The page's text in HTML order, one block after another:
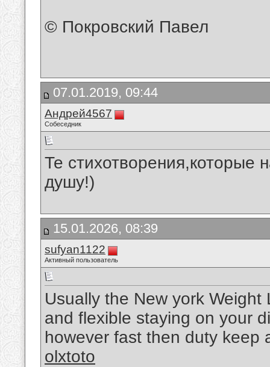
© Покровский Павел
07.01.2019, 09:44
Андрей4567
Собеседник
Те стихотворения,которые
душу!)
15.01.2026, 08:39
sufyan1122
Активный пользователь
Usually the New york
and flexible staying on your
however fast then duty keep
olxtoto